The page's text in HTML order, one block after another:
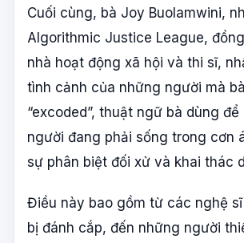
Cuối cùng, bà Joy Buolamwini,
Algorithmic Justice League,
nhà hoạt động xã hội và thi sĩ,
tình cảnh của những người mà
“excoded”, thuật ngữ bà dùng để
người đang phải sống trong cơn
sự phân biệt đối xử và khai thác
Điều này bao gồm từ các nghệ
bị đánh cắp, đến những người